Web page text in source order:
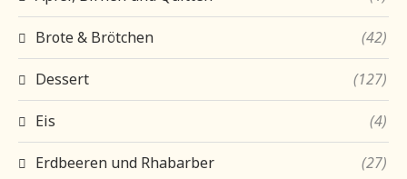
Brote & Brötchen (42)
Dessert (127)
Eis (4)
Erdbeeren und Rhabarber (27)